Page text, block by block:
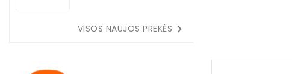
VISOS NAUJOS PREKĖS 